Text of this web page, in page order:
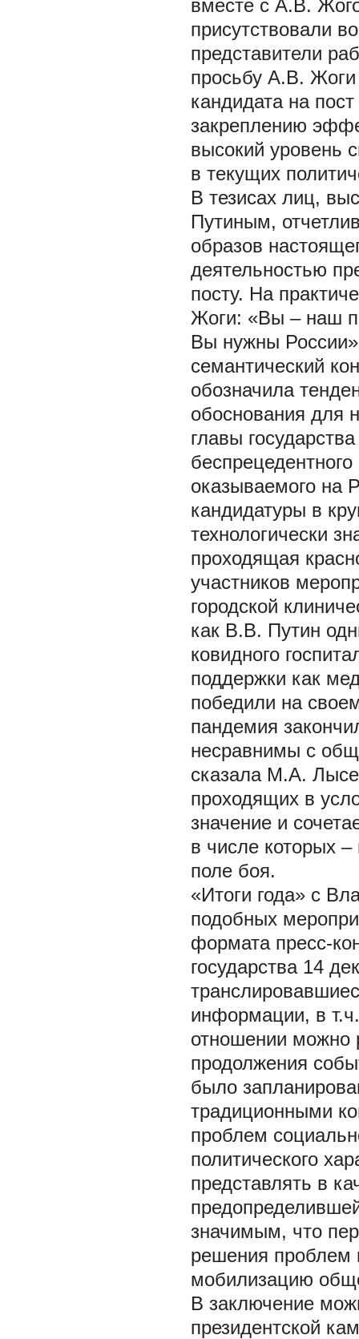
вместе с А.В.
присутствовали
представители
просьбу А.В.
кандидата на
закреплению
высокий уровень
в текущих
В тезисах лиц,
Путиным,
образов
деятельностью
посту. На
Жоги: «Вы – наш
Вы нужны
семантический
обозначила
обоснования для
главы
оказываемого на
кандидатуры в
технологически
проходящая
участников
городской
как В.В. Путин
ковидного
поддержки как
победили на
пандемия
несравнимы с
сказала М.А.
проходящих в
значение и
в числе которых
поле боя.
«Итоги года» с
подобных
формата пресс-
государства 14
информации, в
отношении можно
продолжения
было
традиционными
проблем
политического
представлять в
значимым, что
решения проблем
мобилизацию
В заключение
президентской